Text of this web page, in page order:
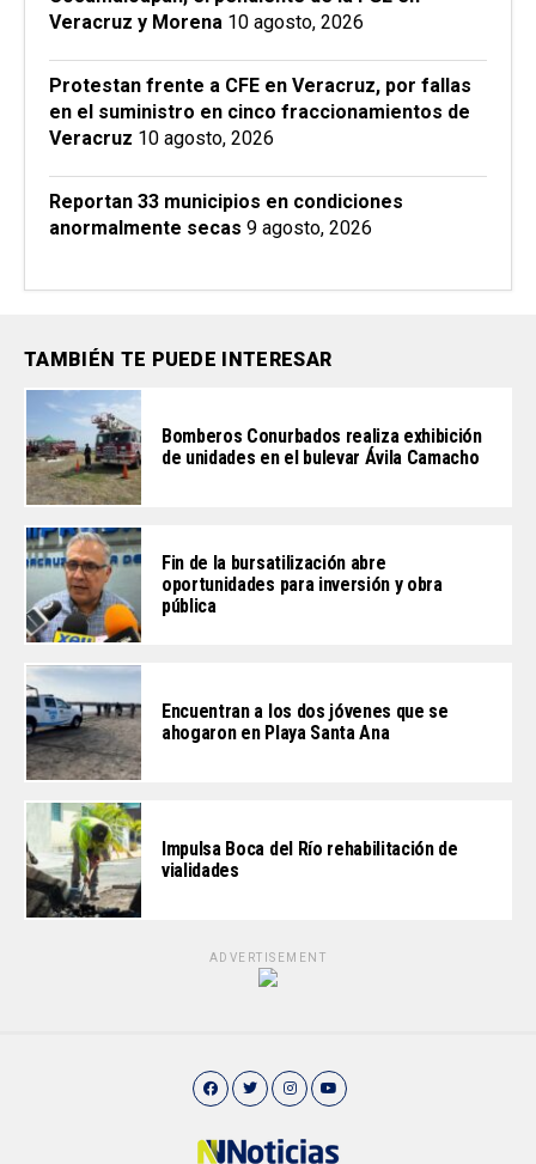
Veracruz y Morena 10 agosto, 2026
Protestan frente a CFE en Veracruz, por fallas
en el suministro en cinco fraccionamientos de
Veracruz 10 agosto, 2026
Reportan 33 municipios en condiciones
anormalmente secas 9 agosto, 2026
TAMBIÉN TE PUEDE INTERESAR
Bomberos Conurbados realiza exhibición
de unidades en el bulevar Ávila Camacho
Fin de la bursatilización abre
oportunidades para inversión y obra
pública
Encuentran a los dos jóvenes que se
ahogaron en Playa Santa Ana
Impulsa Boca del Río rehabilitación de
vialidades
ADVERTISEMENT